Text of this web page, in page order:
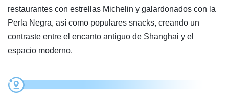
restaurantes con estrellas Michelin y galardonados con la
Perla Negra, así como populares snacks, creando un
contraste entre el encanto antiguo de Shanghai y el
espacio moderno.